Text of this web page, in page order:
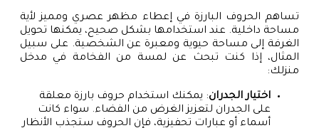
تساهم الحروف البارزة في إعطاء مظهر عصري ومميز لأية
مساحة داخلية. عند استخدامها بشكل صحيح، يمكنها تحويل
الغرفة إلى مساحة حيوية ومعبرة عن الشخصية. على سبيل
المثال، إذا كنت تبحث عن لمسة من الفخامة في مدخل
منزلك:
اختيار الجدران: يمكنك استخدام حروف بارزة معلقة
على الجدران لتعزيز الغرض من الفضاء. سواء كانت
أسماء أو عبارات تحفيزية، فإن الحروف ستجذب الأنظار